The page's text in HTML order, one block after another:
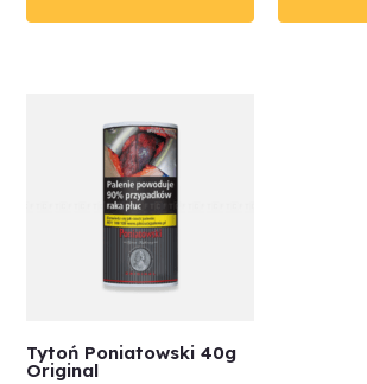
Tytoń Poniatowski 40g
Original